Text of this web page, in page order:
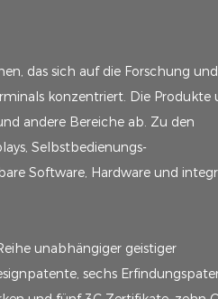
das sich auf die Forschung und
konzentriert. Die Produkte
andere Bereiche ab. Zu den
Selbstbedienungs-
Software, Hardware und
unabhängiger geistiger
sechs